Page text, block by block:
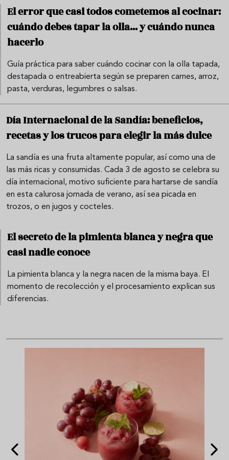
El error que casi todos cometemos al cocinar:
cuándo debes tapar la olla... y cuándo nunca
hacerlo
Guía práctica para saber cuándo cocinar con la olla tapada,
destapada o entreabierta según se preparen carnes, arroz,
pasta, verduras, legumbres o salsas.
Día Internacional de la Sandía: beneficios,
recetas y los trucos para elegir la más dulce
La sandía es una fruta altamente popular, así como una de
las más ricas y consumidas. Cada 3 de agosto se celebra su
día internacional, motivo suficiente para hartarse de sandía
en esta calurosa jornada de verano, así sea picada en
trozos, o en jugos y cocteles.
El secreto de la pimienta blanca y negra que
casi nadie conoce
La pimienta blanca y la negra nacen de la misma baya. El
momento de recolección y el procesamiento explican sus
diferencias.